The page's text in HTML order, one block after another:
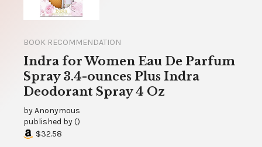
BOOK RECOMMENDATION
Indra for Women Eau De Parfum
Spray 3.4-ounces Plus Indra
Deodorant Spray 4 Oz
byAnonymous
published by()
$32.58